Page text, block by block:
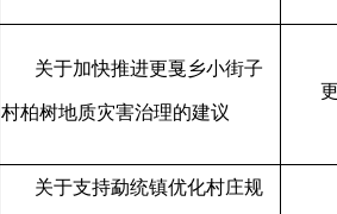
关于加快推进更戛乡小街子
村柏树地质灾害治理的建议
关于支持勐统镇优化村庄规